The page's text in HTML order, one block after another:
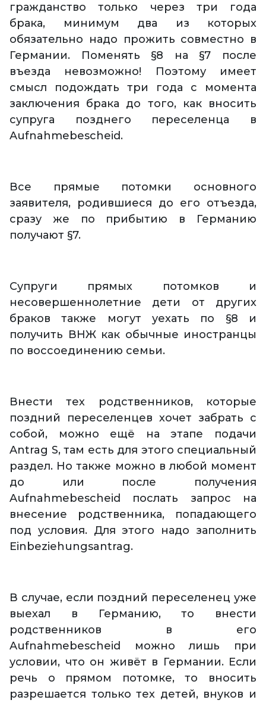
гражданство только через три года
брака, минимум два из которых
обязательно надо прожить совместно в
Германии. Поменять §8 на §7 после
въезда невозможно! Поэтому имеет
смысл подождать три года с момента
заключения брака до того, как вносить
супруга позднего переселенца в
Aufnahmebescheid.
Все прямые потомки основного
заявителя, родившиеся до его отъезда,
сразу же по прибытию в Германию
получают §7.
Супруги прямых потомков и
несовершеннолетние дети от других
браков также могут уехать по §8 и
получить ВНЖ как обычные иностранцы
по воссоединению семьи.
Внести тех родственников, которые
поздний переселенцев хочет забрать с
собой, можно ещё на этапе подачи
Antrag S, там есть для этого специальный
раздел. Но также можно в любой момент
до или после получения
Aufnahmebescheid послать запрос на
внесение родственника, попадающего
под условия. Для этого надо заполнить
Einbeziehungsantrag.
В случае, если поздний переселенец уже
выехал в Германию, то внести
родственников в его
Aufnahmebescheid можно лишь при
условии, что он живёт в Германии. Если
речь о прямом потомке, то вносить
разрешается только тех детей, внуков и